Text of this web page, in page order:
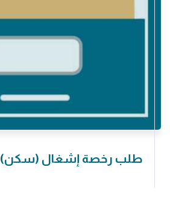
طلب رخصة إشغال (سكن)‏